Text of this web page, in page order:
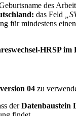
des
das Feld
für mindestens
HRSP im
04 zu
derDatenbaustein